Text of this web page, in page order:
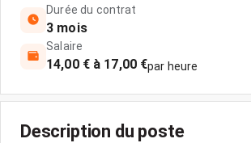
Durée du contrat
3 mois
Salaire
14,00 € à 17,00 €par heure
Description du poste